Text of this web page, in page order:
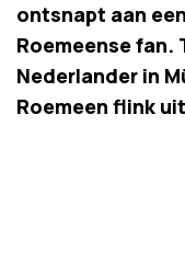
ontsnapt aan
Roemeense
Nederlander in
Roemeen flink